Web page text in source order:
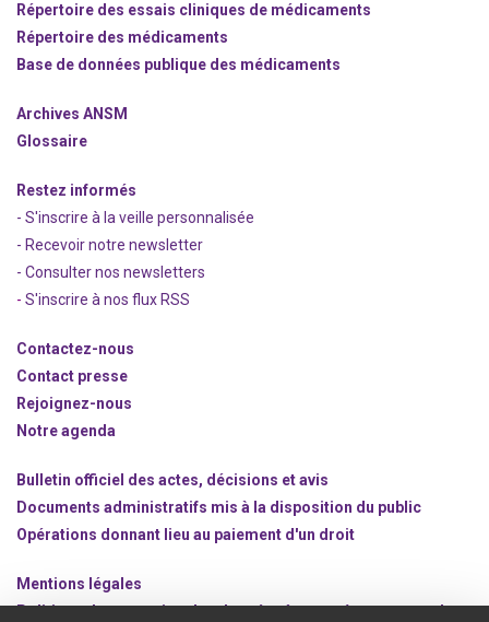
Répertoire des essais cliniques de médicaments
Répertoire des médicaments
Base de données publique des médicaments
Archives ANSM
Glossaire
Restez informés
- S'inscrire à la veille personnalisée
- Recevoir notre newsletter
- Consulter nos newsletters
- S'inscrire à nos flux RSS
Contactez-nous
Contact presse
Rejoignez-nous
Notre agenda
Bulletin officiel des actes, décisions et avis
Documents administratifs mis à la disposition du public
Opérations donnant lieu au paiement d'un droit
Mentions légales
Politique de protection des données à caractère personnel